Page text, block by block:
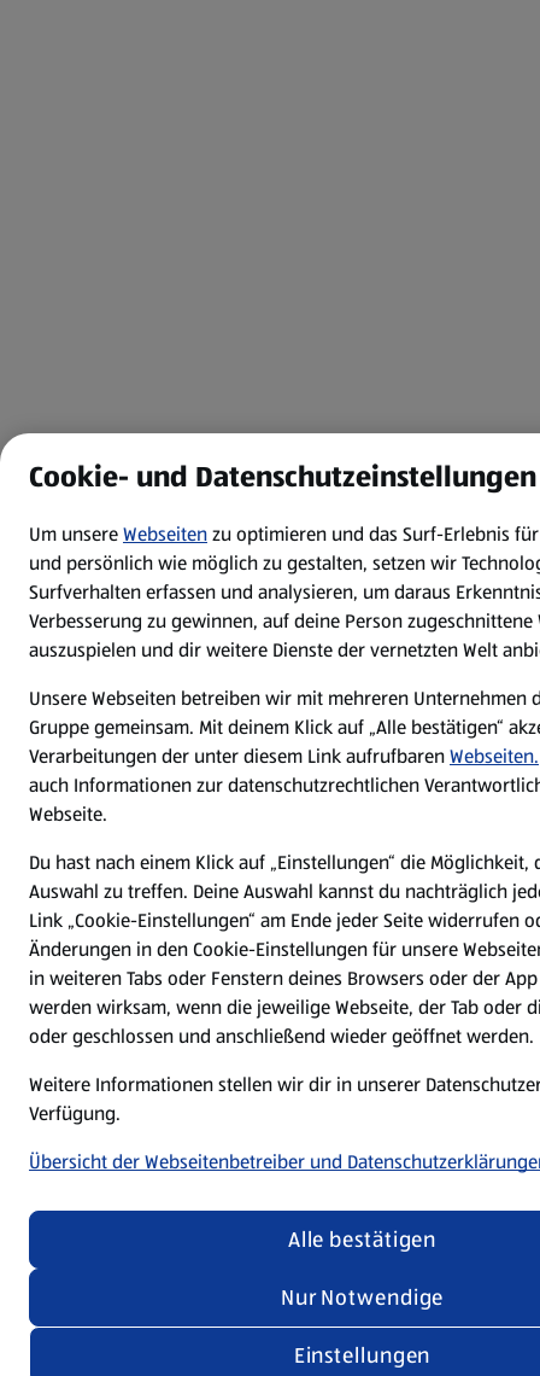
Cookie- und Datenschutzeinstellungen
Um unsereWebseitenzu optimieren und das Surf-Erlebnis
und persönlich wie möglich zu gestalten, setzen wir
Surfverhalten erfassen und analysieren, um daraus
Verbesserung zu gewinnen, auf deine Person zugeschnittene
auszuspielen und dir weitere Dienste der vernetzten Welt
Unsere Webseiten betreiben wir mit mehreren Unternehmen
Gruppe gemeinsam. Mit deinem Klick auf „Alle bestätigen“
Verarbeitungen der unter diesem Link aufrufbarenWebseiten.
auch Informationen zur datenschutzrechtlichen
Webseite.
Du hast nach einem Klick auf „Einstellungen“ die
Auswahl zu treffen. Deine Auswahl kannst du nachträglich
Link „Cookie-Einstellungen“ am Ende jeder Seite widerrufen
Änderungen in den Cookie-Einstellungen für unsere
in weiteren Tabs oder Fenstern deines Browsers oder der
werden wirksam, wenn die jeweilige Webseite, der Tab oder
oder geschlossen und anschließend wieder geöffnet werden.
Weitere Informationen stellen wir dir in unserer
Verfügung.
Übersicht der Webseitenbetreiber und
Einstellungen
Nur Notwendige
Alle bestätigen